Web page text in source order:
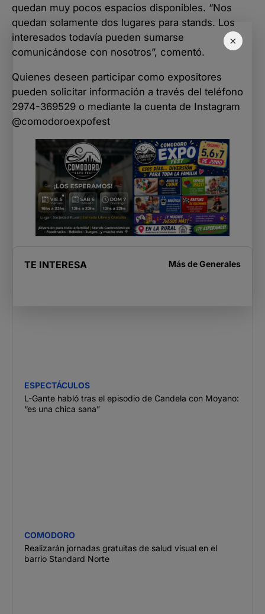
×
quedan muy pocos espacios disponibles. “Nos
quedan solamente dos lugares para stands. Los
interesados todavía pueden sumarse
comunicándose con nosotros”, comentó.
Quienes deseen participar como expositores
pueden solicitar información a través del teléfono
2974-369529 o mediante la cuenta de Instagram
@comodoroexpofest
TE INTERESA Más deGenerales
ESPECTÁCULOS
L-Gante habló tras el episodio de Candela con Moyano:
“es una chica sana”
COMODORO
Realizarán jornadas gratuitas de salud visual en el
barrio Standard Norte